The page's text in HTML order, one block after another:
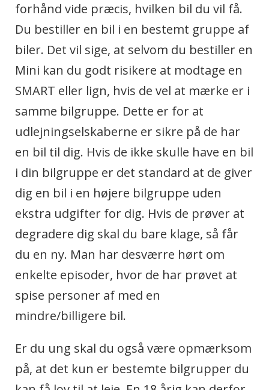
forhånd vide præcis, hvilken bil du vil få.
Du bestiller en bil i en bestemt gruppe af
biler. Det vil sige, at selvom du bestiller en
Mini kan du godt risikere at modtage en
SMART eller lign, hvis de vel at mærke er i
samme bilgruppe. Dette er for at
udlejningselskaberne er sikre på de har
en bil til dig. Hvis de ikke skulle have en bil
i din bilgruppe er det standard at de giver
dig en bil i en højere bilgruppe uden
ekstra udgifter for dig. Hvis de prøver at
degradere dig skal du bare klage, så får
du en ny. Man har desværre hørt om
enkelte episoder, hvor de har prøvet at
spise personer af med en
mindre/billigere bil.
Er du ung skal du også være opmærksom
på, at det kun er bestemte bilgrupper du